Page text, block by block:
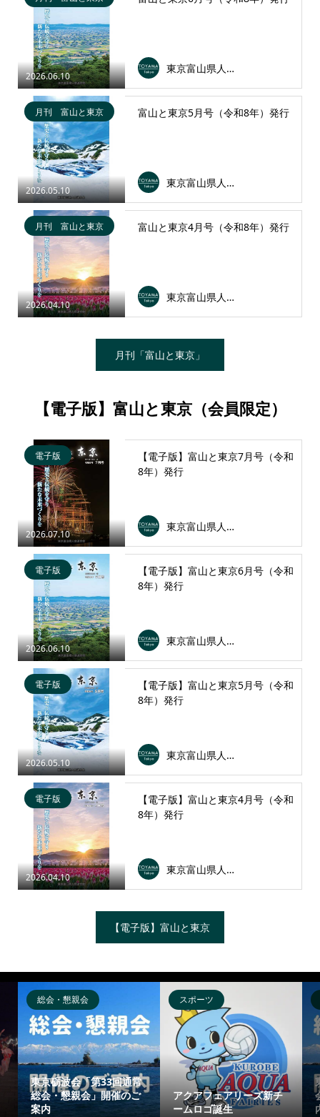
2026.06.10
東京富山県人会連合会
2026.05.10
月刊 富山と東京 富山と東京5月号（令和8年）発行
東京富山県人会連合会
2026.04.10
月刊 富山と東京 富山と東京4月号（令和8年）発行
東京富山県人会連合会
月刊「富山と東京」
【電子版】富山と東京（会員限定）
2026.07.10
電子版
【電子版】富山と東京7月号（令和
8年）発行
東京富山県人会連合会
2026.06.10
電子版
【電子版】富山と東京6月号（令和
8年）発行
東京富山県人会連合会
2026.05.10
電子版
【電子版】富山と東京5月号（令和
8年）発行
東京富山県人会連合会
2026.04.10
電子版
【電子版】富山と東京4月号（令和
8年）発行
東京富山県人会連合会
【電子版】富山と東京
総会・懇親会
東京砺波会「第33回通常
総会・懇親会」開催のご
案内
スポーツ
アクアフェアリーズ新チ
ームロゴ誕生